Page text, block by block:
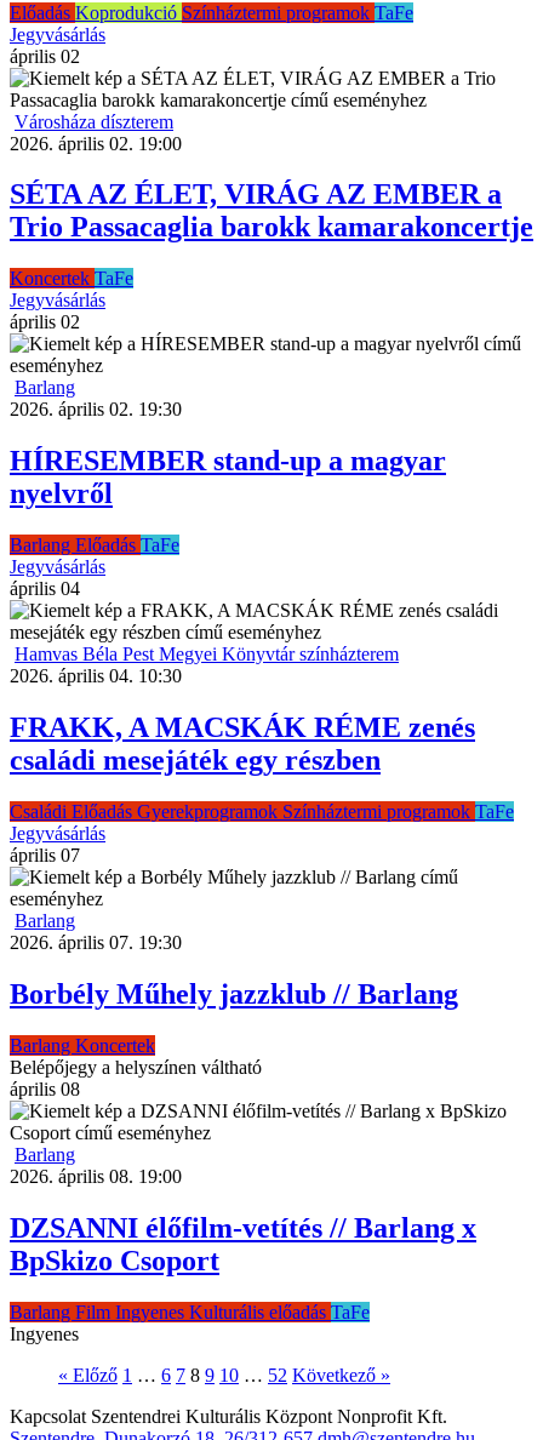
Előadás Koprodukció Színháztermi programok TaFe
Jegyvásárlás
április 02
Városháza díszterem
2026. április 02. 19:00
SÉTA AZ ÉLET, VIRÁG AZ EMBER a
Trio Passacaglia barokk kamarakoncertje
Koncertek TaFe
Jegyvásárlás
április 02
Barlang
2026. április 02. 19:30
HÍRESEMBER stand-up a magyar
nyelvről
Barlang Előadás TaFe
Jegyvásárlás
április 04
Hamvas Béla Pest Megyei Könyvtár színházterem
2026. április 04. 10:30
FRAKK, A MACSKÁK RÉME zenés
családi mesejáték egy részben
Családi Előadás Gyerekprogramok Színháztermi programok TaFe
Jegyvásárlás
április 07
Barlang
2026. április 07. 19:30
Borbély Műhely jazzklub // Barlang
Barlang Koncertek
Belépőjegy a helyszínen váltható
április 08
Barlang
2026. április 08. 19:00
DZSANNI élőfilm-vetítés // Barlang x
BpSkizo Csoport
Barlang Film Ingyenes Kulturális előadás TaFe
Ingyenes
Bejegyzések
lapozása
« Előző 1 … 6 7 8 9 10 … 52 Következő »
Kapcsolat Szentendrei Kulturális Központ Nonprofit Kft.